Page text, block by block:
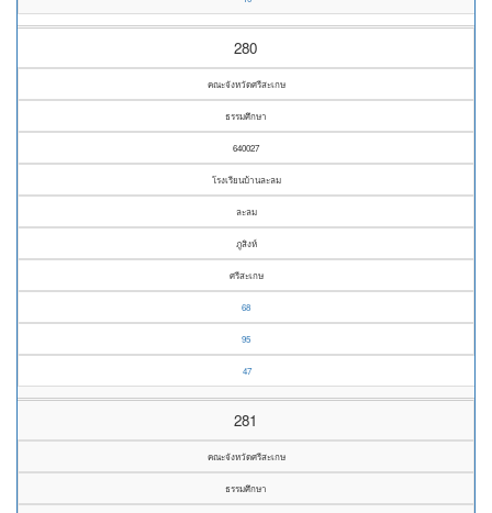
280
คณะจังหวัดศรีสะเกษ
ธรรมศึกษา
640027
โรงเรียนบ้านละลม
ละลม
ภูสิงห์
ศรีสะเกษ
68
95
47
281
คณะจังหวัดศรีสะเกษ
ธรรมศึกษา